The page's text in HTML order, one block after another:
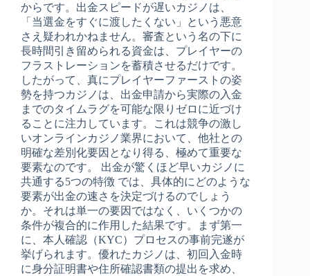
からです。出金スピードが遅いカジノは、
「当選金をすぐに渡したくない」という悪意
さえ疑われかねません。審査という名の下に
長時間引き留められる資金は、プレイヤーの
フラストレーションを蓄積させるだけです。
したがって、真にプレイヤーファーストの姿
勢を持つカジノは、出金申請から実際の入金
までのタイムラグを可能な限りゼロに近づけ
ることに注力しています。これは競争の激し
いオンラインカジノ業界において、他社との
明確な差別化要因となり得る、極めて重要な
要素なのです。 出金が驚くほど早いカジノに
共通する5つの特徴 では、具体的にどのような
要素が出金の速さを決定づけるのでしょう
か。それは単一の要因ではなく、いくつかの
条件が複合的に作用した結果です。まず第一
に、本人確認（KYC）プロセスの事前完遂が
挙げられます。優れたカジノは、初回入金時
に身分証明書や住所確認書類の提出を求め、